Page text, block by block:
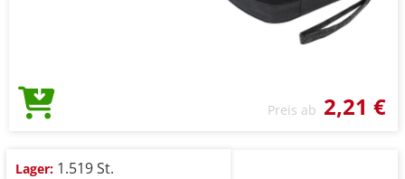
Preis ab 2,21 €
Lager: 1.519 St.